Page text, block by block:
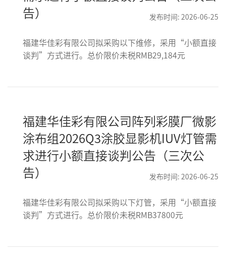
告）
发布时间: 2026-06-25
福建华佳彩有限公司拟采购以下维修，采用“小额直接
谈判”方式进行。总价限价未税RMB29,184元
福建华佳彩有限公司阵列彩膜厂微影
涂布组2026Q3涂胶显影机IUV灯管需
求进行小额直接谈判公告（三次公
告）
发布时间: 2026-06-25
福建华佳彩有限公司拟采购以下灯管，采用“小额直接
谈判”方式进行。总价限价未税RMB37800元